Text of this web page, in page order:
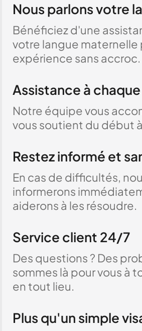
Nous parlons votre
Bénéficiez d'une
votre langue maternelle
expérience sans accroc.
Assistance à
Notre équipe vous
vous soutient du début
Restez informé et
En cas de difficultés,
informerons
aiderons à les résoudre.
Service client 24/7
Des questions ? Des
sommes là pour vous à
en tout lieu.
Plus qu'un simple